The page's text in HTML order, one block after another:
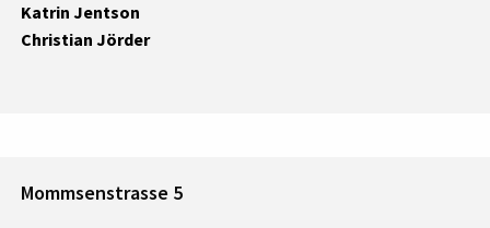
Katrin Jentson
Christian Jörder
Mommsenstrasse 5